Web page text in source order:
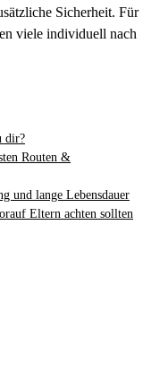
Sicherheit. Für
viele individuell nach
dir?
Routen &
und lange Lebensdauer
Eltern achten sollten